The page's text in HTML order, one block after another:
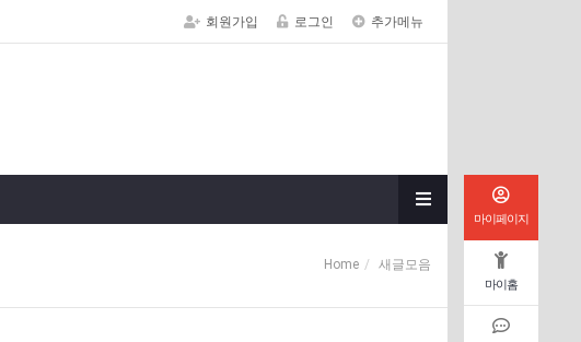
회원가입 로그인 추가메뉴
Home 새글모음
마이페이지
마이홈